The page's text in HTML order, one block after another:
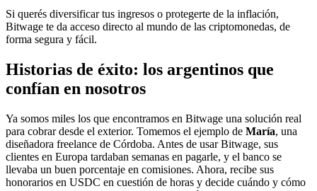
Si querés diversificar tus ingresos o protegerte de la inflación,
Bitwage te da acceso directo al mundo de las criptomonedas, de
forma segura y fácil.
Historias de éxito: los argentinos que
confían en nosotros
Ya somos miles los que encontramos en Bitwage una solución real
para cobrar desde el exterior. Tomemos el ejemplo de María, una
diseñadora freelance de Córdoba. Antes de usar Bitwage, sus
clientes en Europa tardaban semanas en pagarle, y el banco se
llevaba un buen porcentaje en comisiones. Ahora, recibe sus
honorarios en USDC en cuestión de horas y decide cuándo y cómo